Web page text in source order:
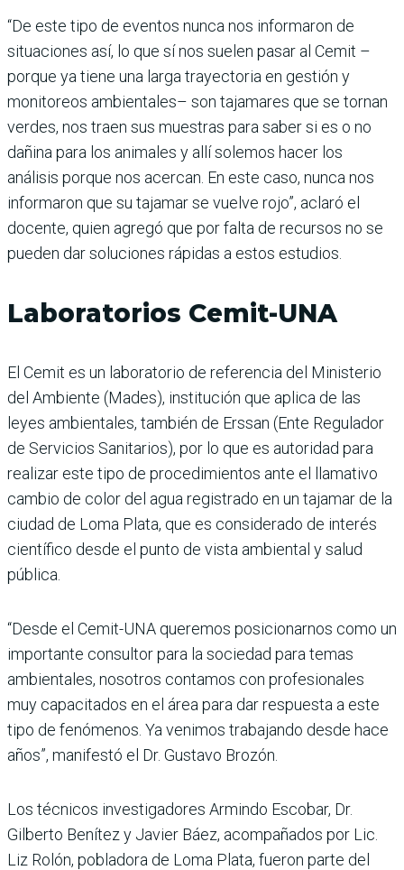
“De este tipo de eventos nunca nos informaron de
situaciones así, lo que sí nos suelen pasar al Cemit –
porque ya tiene una larga trayectoria en gestión y
monitoreos ambientales– son tajamares que se tornan
verdes, nos traen sus muestras para saber si es o no
dañina para los animales y allí solemos hacer los
análisis porque nos acercan. En este caso, nunca nos
informaron que su tajamar se vuelve rojo”, aclaró el
docente, quien agregó que por falta de recursos no se
pueden dar soluciones rápidas a estos estudios.
Laboratorios Cemit-UNA
El Cemit es un laboratorio de referencia del Ministerio
del Ambiente (Mades), institución que aplica de las
leyes ambientales, también de Erssan (Ente Regulador
de Servicios Sanitarios), por lo que es autoridad para
realizar este tipo de procedimientos ante el llamativo
cambio de color del agua registrado en un tajamar de la
ciudad de Loma Plata, que es considerado de interés
científico desde el punto de vista ambiental y salud
pública.
“Desde el Cemit-UNA queremos posicionarnos como un
importante consultor para la sociedad para temas
ambientales, nosotros contamos con profesionales
muy capacitados en el área para dar respuesta a este
tipo de fenómenos. Ya venimos trabajando desde hace
años”, manifestó el Dr. Gustavo Brozón.
Los técnicos investigadores Armindo Escobar, Dr.
Gilberto Benítez y Javier Báez, acompañados por Lic.
Liz Rolón, pobladora de Loma Plata, fueron parte del